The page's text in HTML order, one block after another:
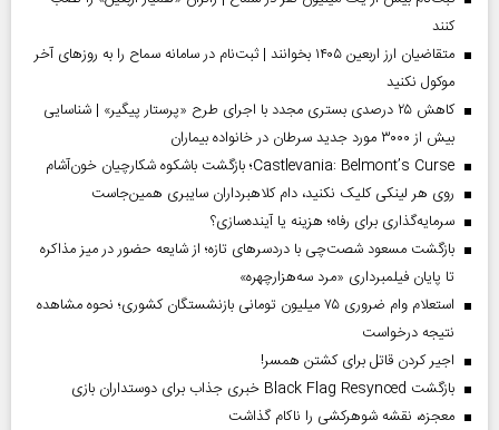
کنند
متقاضیان ارز اربعین ۱۴۰۵ بخوانند | ثبت‌نام در سامانه سماح را به روز‌های آخر
موکول نکنید
کاهش ۲۵ درصدی بستری مجدد با اجرای طرح «پرستار پیگیر» | شناسایی
بیش از ۳۰۰۰ مورد جدید سرطان در خانواده بیماران
Castlevania: Belmont’s Curse؛ بازگشت باشکوه شکارچیان خون‌آشام
روی هر لینکی کلیک نکنید، دام کلاهبرداران سایبری همین‌جاست
سرمایه‌گذاری برای رفاه؛ هزینه یا آینده‌سازی؟
بازگشت مسعود شصت‌چی با دردسر‌های تازه؛ از شایعه حضور در میز مذاکره
تا پایان فیلمبرداری «مرد سه‌هزارچهره»
استعلام وام ضروری ۷۵ میلیون تومانی بازنشستگان کشوری؛ نحوه مشاهده
نتیجه درخواست
اجیر کردن قاتل برای کشتن همسر!
بازگشت Black Flag Resynced خبری جذاب برای دوستداران بازی
معجزه، نقشه شوهرکشی را ناکام گذاشت